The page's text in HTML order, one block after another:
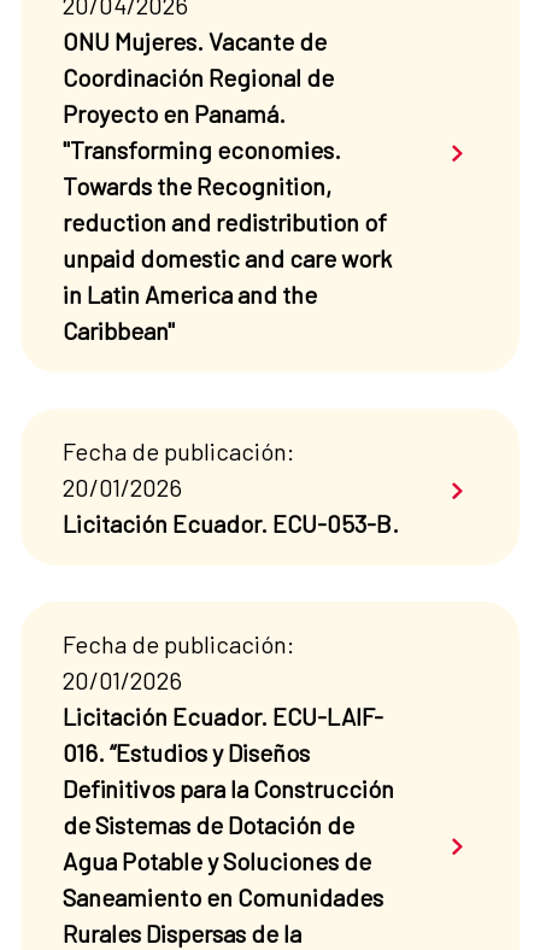
ONU Mujeres. Vacante de
Coordinación Regional de
Proyecto en Panamá.
"Transforming economies.
Towards the Recognition,
reduction and redistribution of
unpaid domestic and care work
in Latin America and the
Caribbean"
Saber
Fecha de publicación:
20/01/2026
Licitación Ecuador. ECU-053-B.
Saber
Fecha de publicación:
20/01/2026
Licitación Ecuador. ECU-LAIF-
016. “Estudios y Diseños
Definitivos para la Construcción
de Sistemas de Dotación de
Agua Potable y Soluciones de
Saneamiento en Comunidades
Rurales Dispersas de la
Saber